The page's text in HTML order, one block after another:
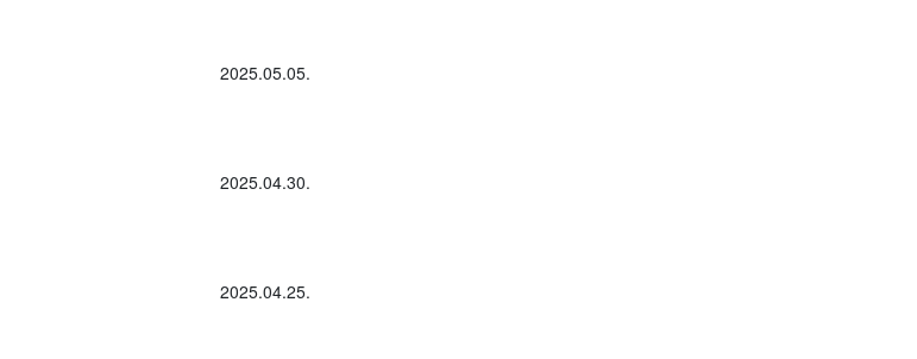
2025.05.05.
2025.04.30.
2025.04.25.